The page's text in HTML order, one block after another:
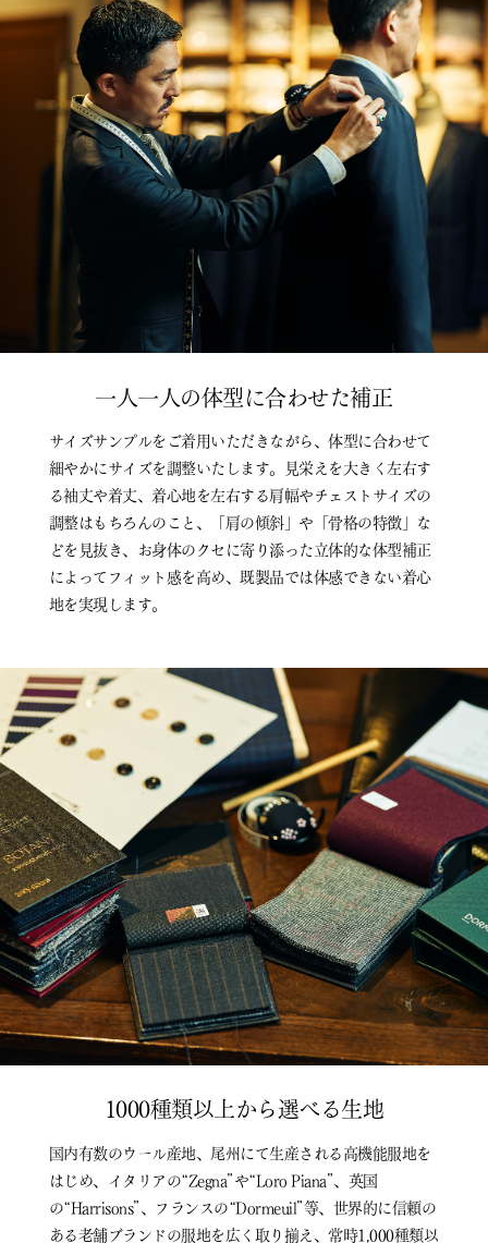
一人一人の体型に合わせた補正
サイズサンプルをご着用いただきながら、体型に合わせて
細やかにサイズを調整いたします。見栄えを大きく左右す
る袖丈や着丈、着心地を左右する肩幅やチェストサイズの
調整はもちろんのこと、「肩の傾斜」や「骨格の特徴」な
どを見抜き、お身体のクセに寄り添った立体的な体型補正
によってフィット感を高め、既製品では体感できない着心
地を実現します。
1000種類以上から選べる生地
国内有数のウール産地、尾州にて生産される高機能服地を
はじめ、イタリアの“Zegna”や“Loro Piana”、英国
の“Harrisons”、フランスの“Dormeuil”等、世界的に信頼の
ある老舗ブランドの服地を広く取り揃え、常時1,000種類以